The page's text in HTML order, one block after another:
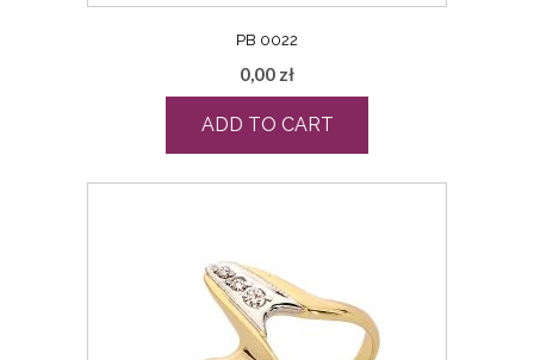
PB 0022
0,00 zł
ADD TO CART